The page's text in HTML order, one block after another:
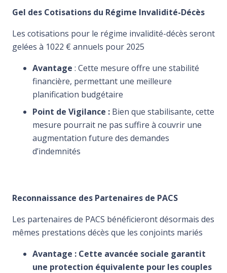
Gel des Cotisations du Régime Invalidité-Décès
Les cotisations pour le régime invalidité-décès seront
gelées à 1022 € annuels pour 2025
Avantage : Cette mesure offre une stabilité
financière, permettant une meilleure
planification budgétaire
Point de Vigilance : Bien que stabilisante, cette
mesure pourrait ne pas suffire à couvrir une
augmentation future des demandes
d’indemnités
Reconnaissance des Partenaires de PACS
Les partenaires de PACS bénéficieront désormais des
mêmes prestations décès que les conjoints mariés
Avantage : Cette avancée sociale garantit
une protection équivalente pour les couples